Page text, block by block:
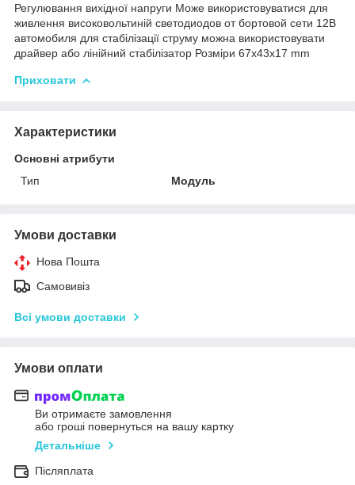
Регулювання вихідної напруги Може використовуватися для
живлення високовольтиній светодиодов от бортовой сети 12В
автомобиля для стабілізації струму можна використовувати
драйвер або лінійний стабілізатор Розміри 67x43x17 mm
Приховати
Характеристики
Основні атрибути
Тип
Модуль
Умови доставки
Нова Пошта
Самовивіз
Всі умови доставки
Умови оплати
Ви отримаєте замовлення
або гроші повернуться на вашу картку
Детальніше
Післяплата